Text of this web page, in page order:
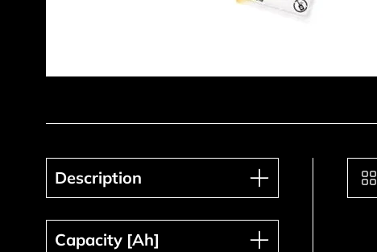
Description
Description
Capacity [Ah]
Capacity [Ah]